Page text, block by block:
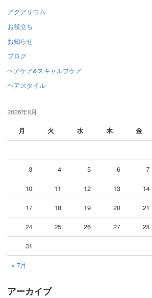
アクアリウム
お役立ち
お知らせ
ブログ
ヘアケア&スキャルプケア
ヘアスタイル
2026年8月
月
火 水 木 金
« 7月
3 4 5 6 7
10 11 12 13 14
17 18 19 20 21
24 25 26 27 28
31
アーカイブ